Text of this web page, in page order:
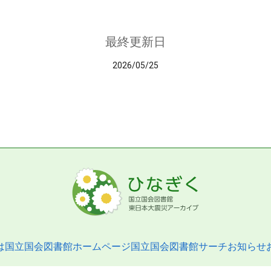
最終更新日
2026/05/25
国立国会図書館ホームページ国立国会図書館サーチお知らせ